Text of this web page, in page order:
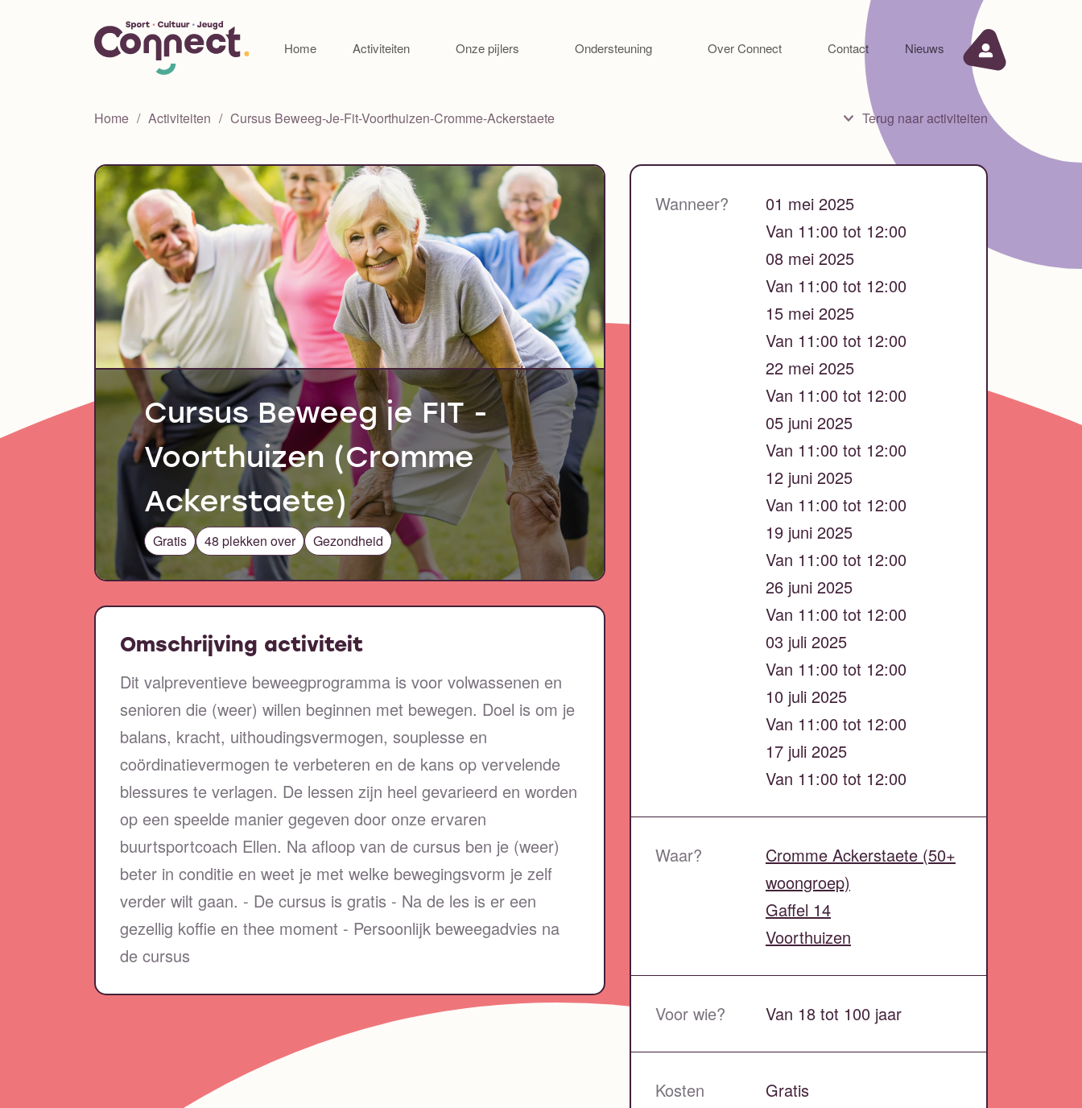
Home Activiteiten Onze pijlers Ondersteuning Over Connect Contact Nieuws
Home Activiteiten Cursus Beweeg-Je-Fit-Voorthuizen-Cromme-Ackerstaete Terug naar activiteiten
Cursus Beweeg je FIT -
Voorthuizen (Cromme
Ackerstaete)
Gratis 48 plekken over Gezondheid
Omschrijving activiteit
Dit valpreventieve beweegprogramma is voor volwassenen en
senioren die (weer) willen beginnen met bewegen. Doel is om je
balans, kracht, uithoudingsvermogen, souplesse en
coördinatievermogen te verbeteren en de kans op vervelende
blessures te verlagen. De lessen zijn heel gevarieerd en worden
op een speelde manier gegeven door onze ervaren
buurtsportcoach Ellen. Na afloop van de cursus ben je (weer)
beter in conditie en weet je met welke bewegingsvorm je zelf
verder wilt gaan. - De cursus is gratis - Na de les is er een
gezellig koffie en thee moment - Persoonlijk beweegadvies na
de cursus
Wanneer?
01 mei 2025
Van 11:00 tot 12:00
08 mei 2025
Van 11:00 tot 12:00
15 mei 2025
Van 11:00 tot 12:00
22 mei 2025
Van 11:00 tot 12:00
05 juni 2025
Van 11:00 tot 12:00
12 juni 2025
Van 11:00 tot 12:00
19 juni 2025
Van 11:00 tot 12:00
26 juni 2025
Van 11:00 tot 12:00
03 juli 2025
Van 11:00 tot 12:00
10 juli 2025
Van 11:00 tot 12:00
17 juli 2025
Van 11:00 tot 12:00
Waar?
Cromme Ackerstaete (50+
woongroep)
Gaffel 14
Voorthuizen
Voor wie? Van 18 tot 100 jaar
Kosten Gratis